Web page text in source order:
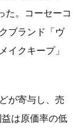
た。コーセーコ
ブランド「ヴ
イクキープ」
が寄与し、売
は原価率の低